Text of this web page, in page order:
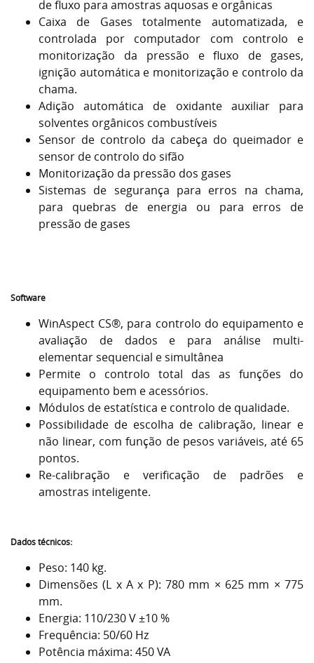
de fluxo para amostras aquosas e orgânicas
Caixa de Gases totalmente automatizada, e
controlada por computador com controlo e
monitorização da pressão e fluxo de gases,
ignição automática e monitorização e controlo da
chama.
Adição automática de oxidante auxiliar para
solventes orgânicos combustíveis
Sensor de controlo da cabeça do queimador e
sensor de controlo do sifão
Monitorização da pressão dos gases
Sistemas de segurança para erros na chama,
para quebras de energia ou para erros de
pressão de gases
Software
WinAspect CS®, para controlo do equipamento e
avaliação de dados e para análise multi-
elementar sequencial e simultânea
Permite o controlo total das as funções do
equipamento bem e acessórios.
Módulos de estatística e controlo de qualidade.
Possibilidade de escolha de calibração, linear e
não linear, com função de pesos variáveis, até 65
pontos.
Re-calibração e verificação de padrões e
amostras inteligente.
Dados técnicos:
Peso: 140 kg.
Dimensões (L x A x P): 780 mm × 625 mm × 775
mm.
Energia: 110/230 V ±10 %
Frequência: 50/60 Hz
Potência máxima: 450 VA